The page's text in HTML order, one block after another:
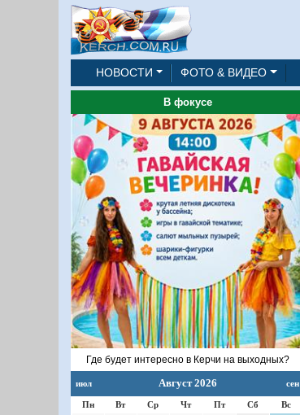
НОВОСТИ ФОТО & ВИДЕО
В фокусе
Где будет интересно в Керчи на выходных?
июл Август 2026 сен
Пн Вт Ср Чт Пт Сб
Вс